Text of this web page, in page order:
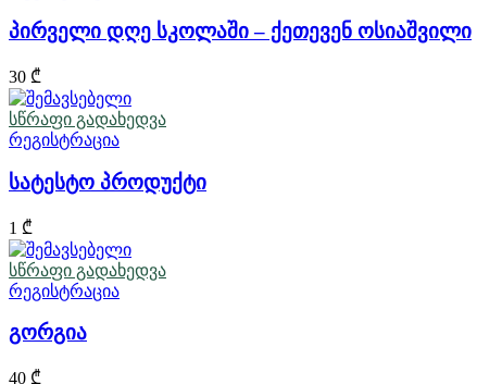
პირველი დღე სკოლაში – ქეთევენ ოსიაშვილი
30 ₾
სწრაფი გადახედვა
რეგისტრაცია
სატესტო პროდუქტი
1 ₾
სწრაფი გადახედვა
რეგისტრაცია
გორგია
40 ₾